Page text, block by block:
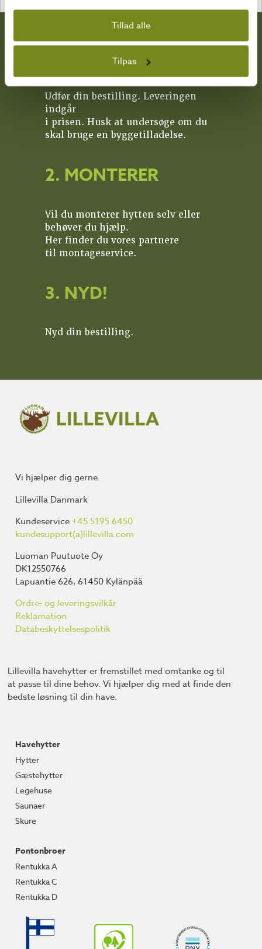
Tillad alle
Tilpas
1. BESTIL
Udfør din bestilling. Leveringen
indgår
i prisen. Husk at undersøge om du
skal bruge en byggetilladelse.
2. MONTERER
Vil du monterer hytten selv eller
behøver du hjælp.
Her finder du vores partnere
til montageservice.
3. NYD!
Nyd din bestilling.
Vi hjælper dig gerne.
Lillevilla Danmark
Kundeservice+45 5195 6450
kundesupport(a)lillevilla.com
Luoman Puutuote Oy
DK12550766
Lapuantie 626, 61450 Kylänpää
Ordre- og leveringsvilkår
Reklamation
Databeskyttelsespolitik
Lillevilla havehytter er fremstillet med omtanke og til
at passe til dine behov. Vi hjælper dig med at finde den
bedste løsning til din have.
Havehytter
Hytter
Gæstehytter
Legehuse
Saunaer
Skure
Pontonbroer
Rentukka A
Rentukka C
Rentukka D